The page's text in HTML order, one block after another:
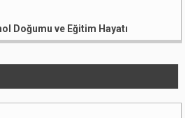
Doğumu ve Eğitim Hayatı